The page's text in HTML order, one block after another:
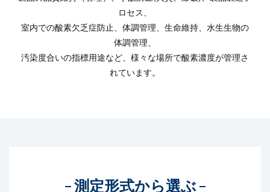
ロセス、
室内での酸素欠乏症防止、体調管理、生命維持、水生生物の
体調管理、
汚染度合いの指標用途など、様々な場所で酸素濃度が管理さ
れています。
測定形式から選ぶ